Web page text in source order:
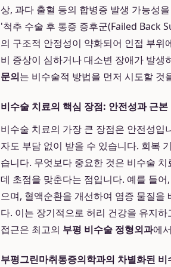
상, 과다 출혈 등의 합병증 발생 가능성
'척추 수술 후 통증 증후군(Failed Back
의 구조적 안정성이 약화되어 인접 부
비 증상이 심하거나 대소변 장애가 발
문의는 비수술적 방법을 먼저 시도할 것
비수술 치료의 핵심 장점: 안전성과 근본
비수술 치료의 가장 큰 장점은 안전성
자도 부담 없이 받을 수 있습니다. 회복
습니다. 무엇보다 중요한 것은 비수술
데 초점을 맞춘다는 점입니다. 예를 들
으며, 혈액순환을 개선하여 염증 물질
다. 이는 장기적으로 허리 건강을 유지
접근은 최고의 부평 비수술 정형외과에
부평그린마취통증의학과의 차별화된